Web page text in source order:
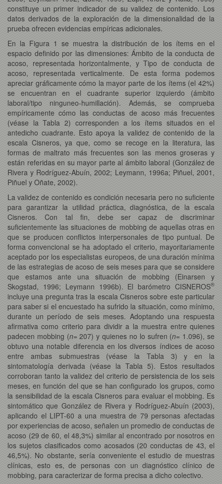
constituye un primer indicador de su validez de contenido. Los
datos derivados de la exploración de la dimensionalidad de la
prueba ofrecen evidencias empíricas adicionales.
En la Figura 1 se muestra la distribución de los ítems en el
espacio definido por las dimensiones: Ámbito de la conducta de
acoso, representada horizontalmente, y Tipo de conducta de
acoso, representada verticalmente. De esta forma podemos
apreciar gráficamente cómo la mayor parte de los ítems (el 42%)
se encuentran en el cuadrante superior izquierdo (ámbito
laboral/tipo ninguneo-humillación). Además, se comprueba
empíricamente cómo las conductas de acoso más frecuentes
(véase la Tabla 2) corresponden a los ítems situados en el
antedicho cuadrante. Esto apoya la validez de contenido de la
escala Cisneros, ya que, como se recoge en la literatura, las
formas de maltrato más frecuentes son las menos groseras y
están referidas en su mayor parte al ámbito laboral (González de
Rivera y Rodríguez-Abuín, 2002; Leymann, 1996a; Piñuel, 2001,
Piñuel y Oñate, 2002).
La validez de contenido es condición necesaria pero no suficiente
para garantizar la utilidad práctica, diagnóstica, de la escala
Cisneros. Con tal fin, debe ser capaz de discriminar
suficientemente las situaciones de mobbing de aquellas otras en
que se producen conflictos interpersonales de tipo puntual. De
forma convencional se ha adoptado el criterio, mayoritariamente
aceptado por los especialistas europeos, de una duración mínima
de las estrategias de acoso de seis meses para que se considere
que estamos ante una situación de mobbing (Einarsen y
Skogstad, 1996; Leymann 1996b). El barómetro CISNEROS®
incluye una pregunta tras la escala Cisneros sobre este particular
para saber si el encuestado ha sufrido la situación, como mínimo,
durante un período de seis meses. Adoptando una respuesta
afirmativa como criterio para dividir a la muestra entre quienes
padecen mobbing (n= 207) y quienes no lo sufren (n= 1.096), se
obtuvo una notable diferencia en los diversos índices de acoso
entre ambas submuestras (véase la Tabla 3) y en la
sintomatología derivada (véase la Tabla 5). Estos resultados
corroboran tanto la validez del criterio de persistencia de los seis
meses, en función del que se han configurado los grupos, como
la sensibilidad de la escala Cisneros para evaluar el mobbing. Es
sintomático que González de Rivera y Rodríguez-Abuín (2003),
aplicando el LIPT-60 a una muestra de 79 personas afectadas
por experiencias de acoso, señalen un promedio de conductas de
acoso (29 de 60, el 48,3%) similar al encontrado por nosotros en
los sujetos clasificados como acosados (20 conductas de 43, el
46,5%). No obstante, sería conveniente el estudio de muestras
clínicas, esto es, de personas con un diagnóstico clínico de
mobbing, para caracterizar de forma precisa a dicho colectivo.